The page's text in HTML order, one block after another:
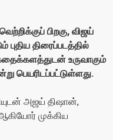
பிறகு, விஜய்
திரைப்படத்தில்
உருவாகும்
பெயரிடப்பட்டுள்ளது.
அஜய் திஷான்,
முக்கிய